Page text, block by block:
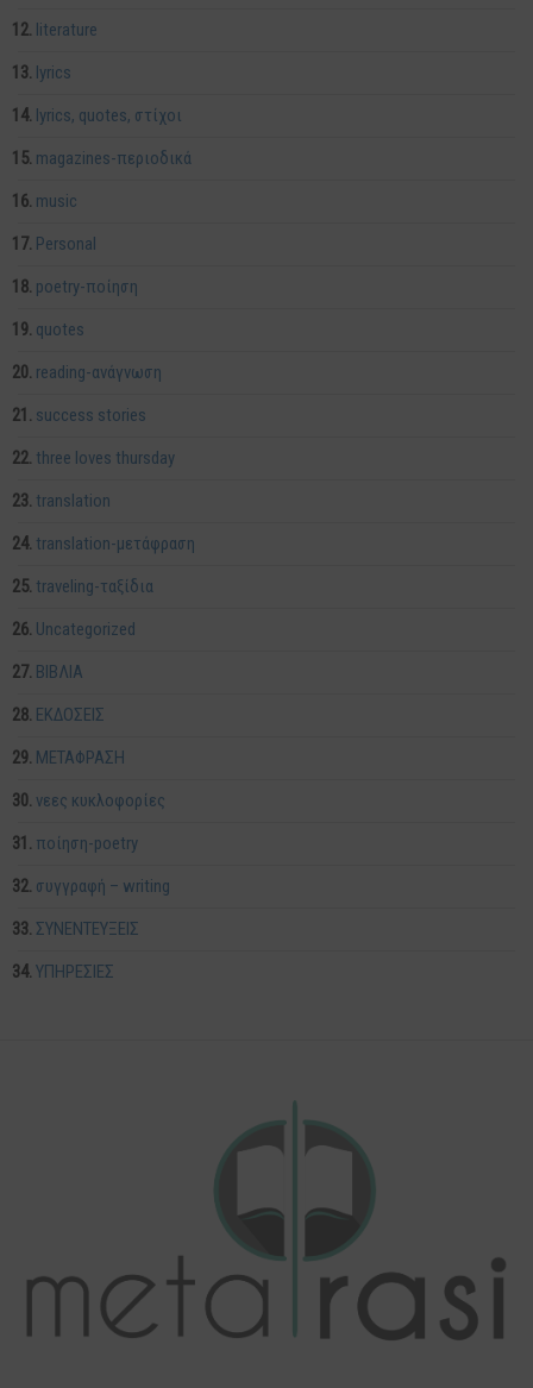
literature
lyrics
lyrics, quotes, στίχοι
magazines-περιοδικά
music
Personal
poetry-ποίηση
quotes
reading-ανάγνωση
success stories
three loves thursday
translation
translation-μετάφραση
traveling-ταξίδια
Uncategorized
ΒΙΒΛΙΑ
ΕΚΔΟΣΕΙΣ
ΜΕΤΑΦΡΑΣΗ
νεες κυκλοφορίες
ποίηση-poetry
συγγραφή – writing
ΣΥΝΕΝΤΕΥΞΕΙΣ
ΥΠΗΡΕΣΙΕΣ